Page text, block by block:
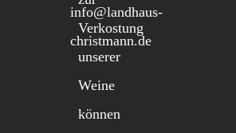
info@landhaus-
christmann.de
Verkostung
unserer
Weine
können